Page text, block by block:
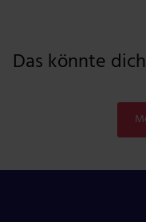
Das könnte